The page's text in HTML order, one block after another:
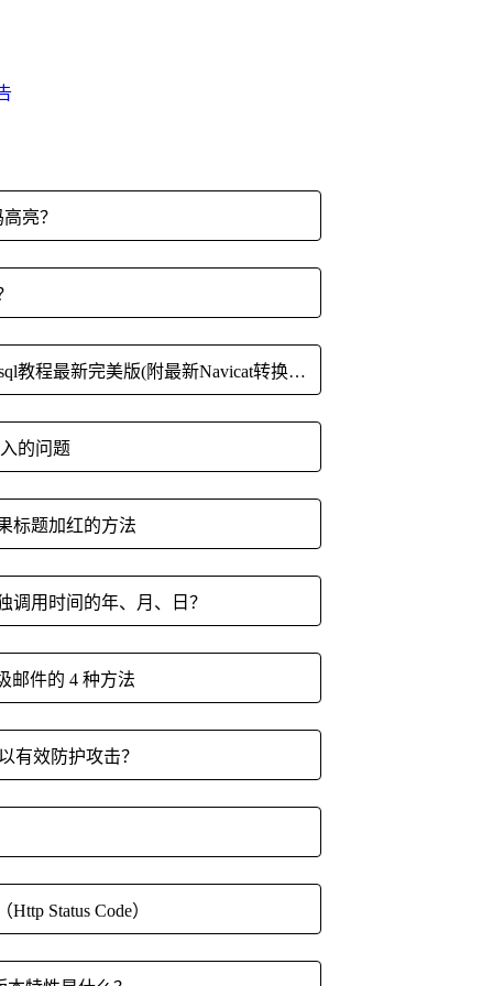
亮？
6.Pbootcms默认sqlite数据库转mysql教程最新完美版(附最新Navicat转换软件)
的问题
标题加红的方法
调用时间的年、月、日？
邮件的 4 种方法
有效防护攻击？
Status Code）